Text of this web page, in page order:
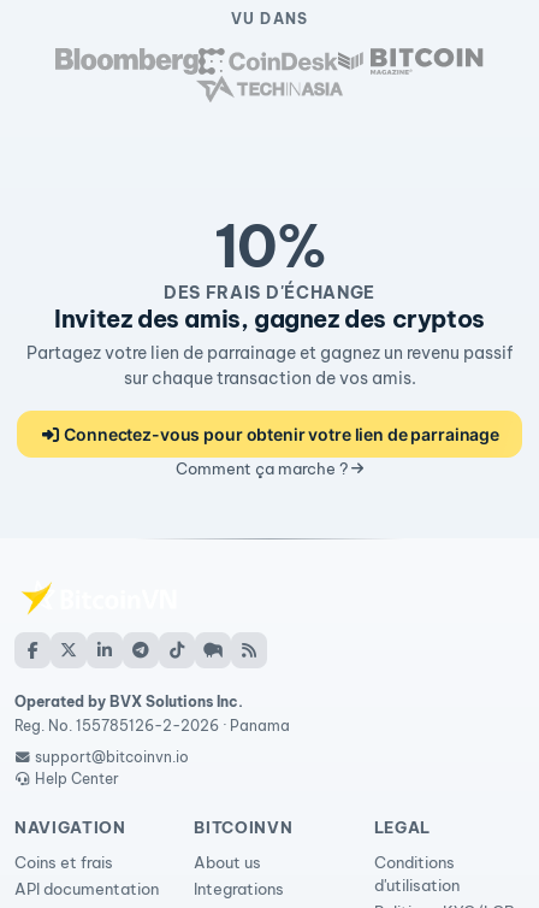
VU DANS
10%
DES FRAIS D'ÉCHANGE
Invitez des amis, gagnez des cryptos
Partagez votre lien de parrainage et gagnez un revenu passif
sur chaque transaction de vos amis.
Connectez-vous pour obtenir votre lien de parrainage
Comment ça marche ?
Operated by BVX Solutions Inc.
Reg. No. 155785126-2-2026 · Panama
support@bitcoinvn.io
Help Center
NAVIGATION
Coins et frais
API documentation
BITCOINVN
About us
Integrations
LEGAL
Conditions
d'utilisation